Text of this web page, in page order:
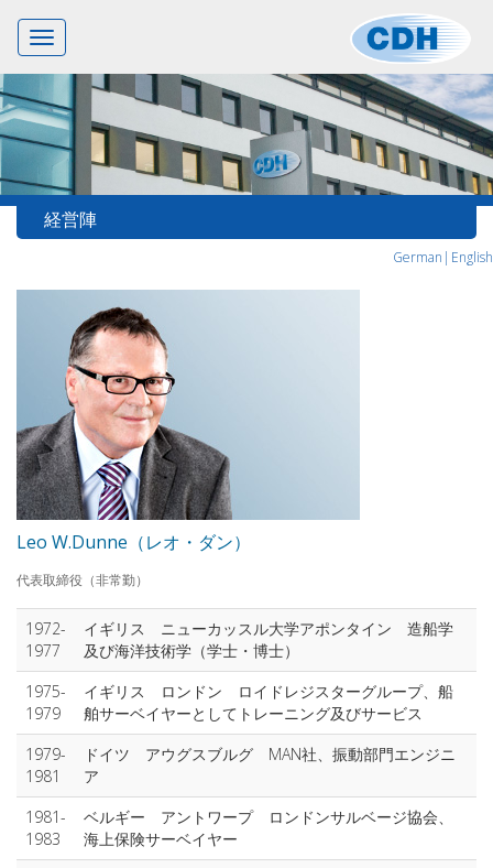
Toggle
navigation
経営陣
German| English
Leo W.Dunne（レオ・ダン）
代表取締役（非常勤）
1972-
1977
イギリス ニューカッスル大学アポンタイン 造船学
及び海洋技術学（学士・博士）
1975-
1979
イギリス ロンドン ロイドレジスターグループ、船
舶サーベイヤーとしてトレーニング及びサービス
1979-
1981
ドイツ アウグスブルグ MAN社、振動部門エンジニ
ア
1981-
1983
ベルギー アントワープ ロンドンサルベージ協会、
海上保険サーベイヤー